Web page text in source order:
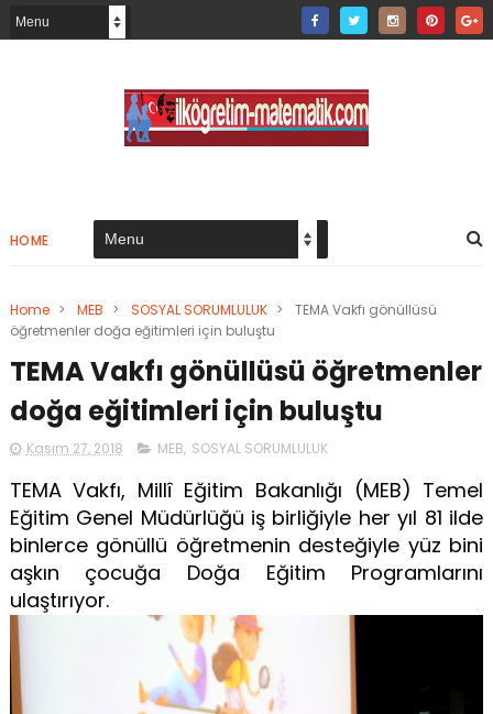
HOME
Home > MEB > SOSYAL SORUMLULUK >
TEMA Vakfı gönüllüsü
öğretmenler doğa eğitimleri için buluştu
TEMA Vakfı gönüllüsü öğretmenler
doğa eğitimleri için buluştu
Kasım 27, 2018 MEB, SOSYAL SORUMLULUK
TEMA Vakfı, Millî Eğitim Bakanlığı (MEB) Temel
Eğitim Genel Müdürlüğü iş birliğiyle her yıl 81 ilde
binlerce gönüllü öğretmenin desteğiyle yüz bini
aşkın çocuğa Doğa Eğitim Programlarını
ulaştırıyor.